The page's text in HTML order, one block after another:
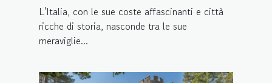
L'Italia, con le sue coste affascinanti e città
ricche di storia, nasconde tra le sue
meraviglie...